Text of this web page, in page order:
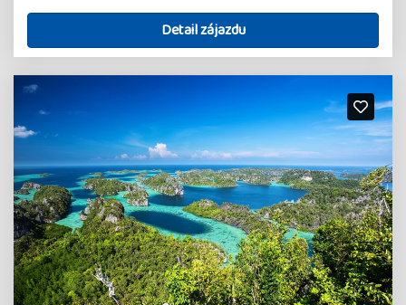
Detail zájazdu